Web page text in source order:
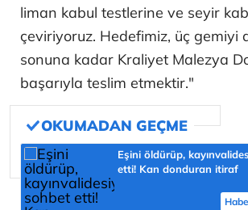
liman kabul testlerine ve seyir
çeviriyoruz. Hedefimiz, üç gemiyi
sonuna kadar Kraliyet Malezya
başarıyla teslim etmektir."
Eşini öldürüp,
etti! Kan donduran itiraf